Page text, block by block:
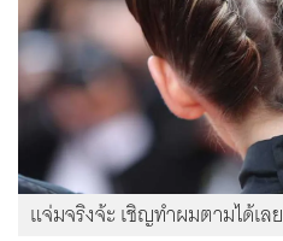
แจ่มจริงจ้ะ เชิญทำผมตามได้เลย